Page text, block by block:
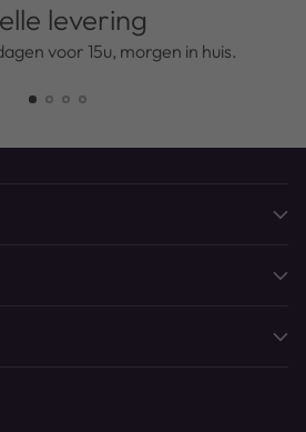
levering
voor 15u, morgen in huis.